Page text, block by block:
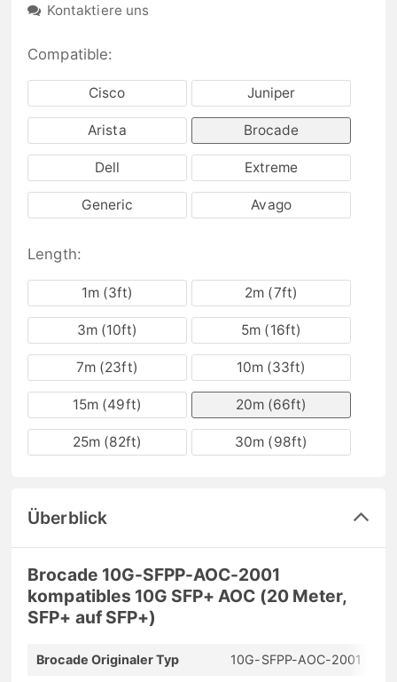
Kontaktiere uns
Compatible:
Cisco Juniper
Arista Brocade
Dell Extreme
Generic Avago
Length:
1m (3ft) 2m (7ft)
3m (10ft) 5m (16ft)
7m (23ft) 10m (33ft)
15m (49ft) 20m (66ft)
25m (82ft) 30m (98ft)
Überblick
Brocade 10G-SFPP-AOC-2001
kompatibles 10G SFP+ AOC (20 Meter,
SFP+ auf SFP+)
Brocade Originaler Typ 10G-SFPP-AOC-2001